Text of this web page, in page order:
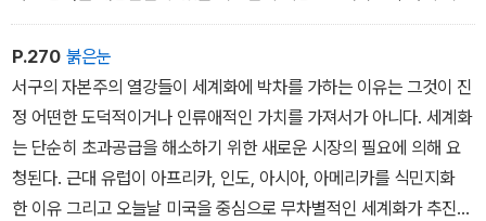
가 재구성될 것이다. 하나의 계단을 더 올라가는 것이다. 그러므로 나
는 당신에게 불편함을 권한다.”
“잠을 자는 게 아쉬웠다. 불이 꺼지고 사람들이 잠에 들면 혼자 게르
를 빠져나왔다. 세상은 불빛 하나 없이 짙은 어둠에 잠겨 있었다. 하지
만 조금도 무섭지 않았다. 쏟아질 듯한 별들 때문이었다. 어릴 적에 동
화책에서 읽었던 은하수라는 단어는 당연히 문학적 표현일 거라고 생
을 위해제공된 것이다.
P.270 붉은눈
서구의 자본주의 열강들이 세계화에 박차를 가하는 이유는 그것이 진
정 어떤한 도덕적이거나 인류애적인 가치를 가져서가 아니다. 세계화
는 단순히 초과공급을 해소하기 위한 새로운 시장의 필요에 의해 요
청된다. 근대 유럽이 아프리카, 인도, 아시아, 아메리카를 식민지화
한 이유 그리고 오늘날 미국을 중심으로 무차별적인 세계화가 추진되